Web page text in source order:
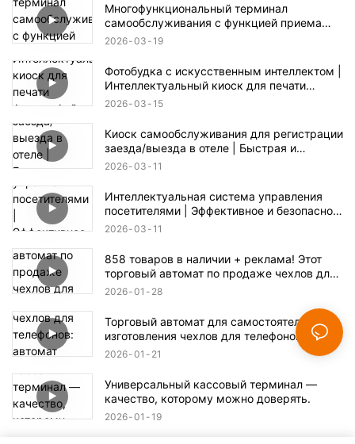
Многофункциональный терминал
самообслуживания с функцией приема
монет и банкнот.
2026 03 19
Фотобудка с искусственным интеллектом |
Интеллектуальный киоск для печати
фотографий для мероприятий и розничной
2026 03 15
Киоск самообслуживания для регистрации
заезда/выезда в отеле | Быстрая и
бесконтактная регистрация заезда/выезда
2026 03 11
Интеллектуальная система управления
посетителями | Эффективное и безопасное
решение для регистрации
2026 03 11
858 товаров в наличии + реклама! Этот
торговый автомат по продаже чехлов для
телефонов скрывает огромные
2026 01 28
Торговый автомат для самостоятельного
изготовления чехлов для телефонов:
автомат самообслуживания и
2026 01 21
Универсальный кассовый терминал —
качество, которому можно доверять.
2026 01 19